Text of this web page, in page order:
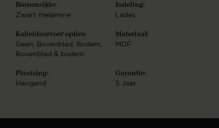
Binnenzijde:
Zwart melamine
Indeling:
Lades
Kabeldoorvoer opties:
Geen , Bovenblad , Bodem
Bovenblad & bodem
Materiaal:
MDF
Plaatsing:
Hangend
Garantie:
5 Jaar